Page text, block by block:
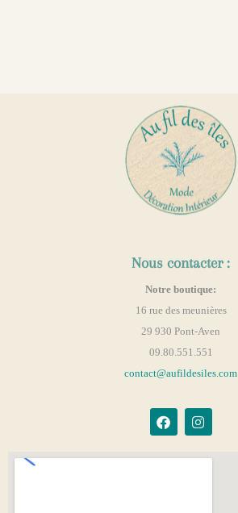
Nous contacter :
Notre boutique:
16 rue des meunières
29 930 Pont-Aven
09.80.551.551
contact@aufildesiles.com